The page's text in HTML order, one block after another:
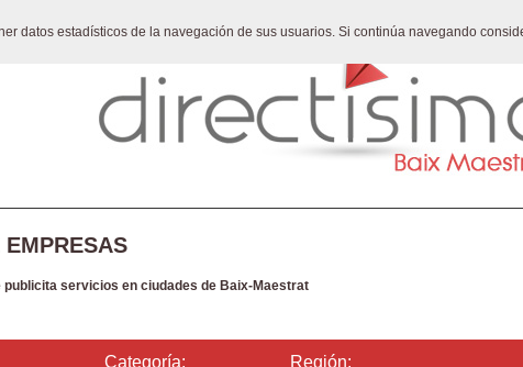
datos estadísticos de la navegación de sus usuarios. Si continúa navegando
publicita servicios en ciudades de Baix-Maestrat
Categoría: Región: